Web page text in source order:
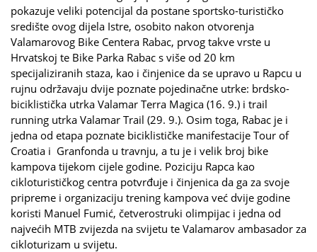
pokazuje veliki potencijal da postane sportsko-turističko
središte ovog dijela Istre, osobito nakon otvorenja
Valamarovog Bike Centera Rabac, prvog takve vrste u
Hrvatskoj te Bike Parka Rabac s više od 20 km
specijaliziranih staza, kao i činjenice da se upravo u Rapcu u
rujnu održavaju dvije poznate pojedinačne utrke: brdsko-
biciklistička utrka Valamar Terra Magica (16. 9.) i trail
running utrka Valamar Trail (29. 9.). Osim toga, Rabac je i
jedna od etapa poznate biciklističke manifestacije Tour of
Croatia i Granfonda u travnju, a tu je i velik broj bike
kampova tijekom cijele godine. Poziciju Rapca kao
cikloturističkog centra potvrđuje i činjenica da ga za svoje
pripreme i organizaciju trening kampova već dvije godine
koristi Manuel Fumić, četverostruki olimpijac i jedna od
najvećih MTB zvijezda na svijetu te Valamarov ambasador za
cikloturizam u svijetu.